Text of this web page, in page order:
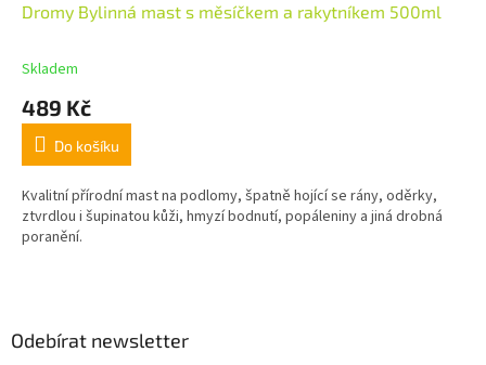
Dromy Bylinná mast s měsíčkem a rakytníkem 500ml
Skladem
489 Kč
Do košíku
Kvalitní přírodní mast na podlomy, špatně hojící se rány, oděrky,
ztvrdlou i šupinatou kůži, hmyzí bodnutí, popáleniny a jiná drobná
poranění.
Odebírat newsletter